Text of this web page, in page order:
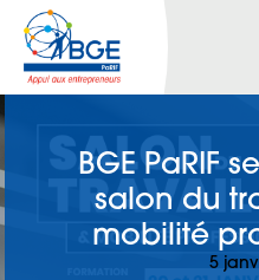
BGE PaRIF
salon du
mobilité
5